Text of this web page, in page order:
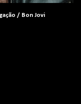
/ Bon Jovi